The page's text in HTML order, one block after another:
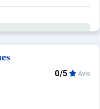
premium se
sur place : un balcon.
0/5 Avis